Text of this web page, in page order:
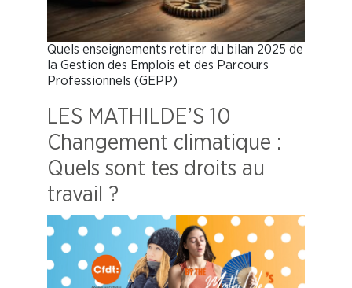
Quels enseignements retirer du bilan 2025 de
la Gestion des Emplois et des Parcours
Professionnels (GEPP)
LES MATHILDE’S 10
Changement climatique :
Quels sont tes droits au
travail ?